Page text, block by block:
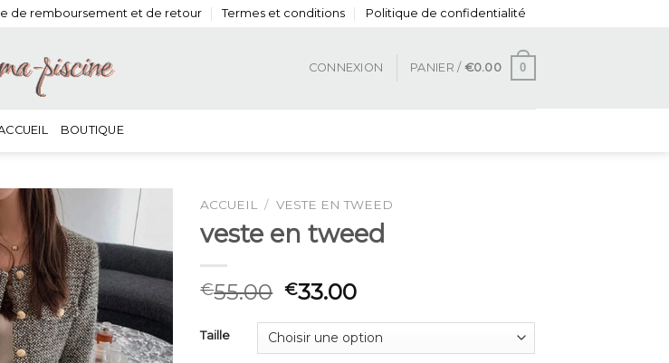
de remboursement et de retour Termes et conditions Politique de confidentialité
CONNEXION PANIER / €0.00 0
BOUTIQUE
ACCUEIL / VESTE EN TWEED
veste en tweed
€55.00 €33.00
Taille